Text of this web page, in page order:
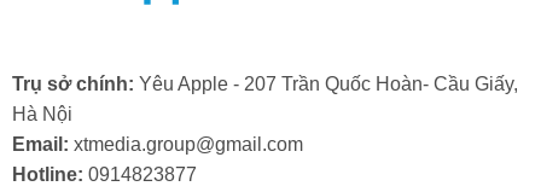
tối ưu. Nhờ đó, trải nghiệm cầm nắm thiết bị trở nên dễ
dàng và thoải mái hơn đáng kể.
Trụ sở chính: Yêu Apple - 207 Trần Quốc Hoàn- Cầu Giấy,
Hà Nội
Email: xtmedia.group@gmail.com
Hotline: 0914823877